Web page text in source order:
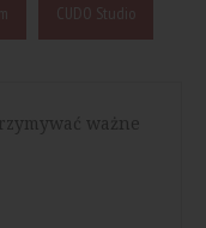
CUDO Studio
ważne